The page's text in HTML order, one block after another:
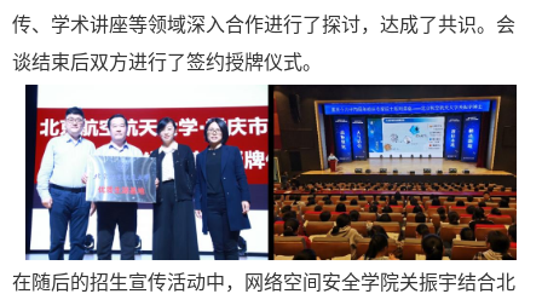
传、学术讲座等领域深入合作进行了探讨，达成了共识。会
谈结束后双方进行了签约授牌仪式。
在随后的招生宣传活动中，网络空间安全学院关振宇结合北